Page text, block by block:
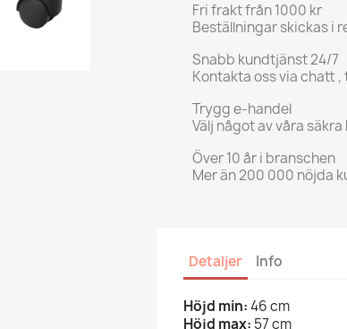
Fri frakt från 1000 kr
Beställningar skickas i
Snabb kundtjänst 24/7
Kontakta oss via chatt ,
Trygg e-handel
Välj något av våra
Över 10 år i branschen
Mer än 200 000 nöjda
Detaljer Info
Höjd min:46 cm
Höjd max: 57 cm